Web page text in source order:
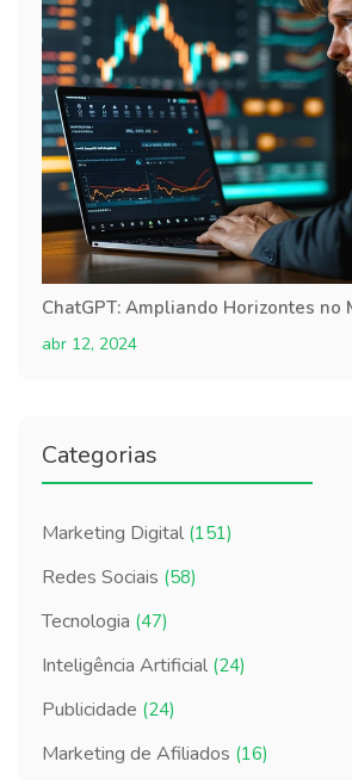
ChatGPT: Ampliando Horizontes
abr 12, 2024
Categorias
Marketing Digital (151)
Redes Sociais (58)
Tecnologia (47)
Inteligência Artificial (24)
Publicidade (24)
Marketing de Afiliados (16)